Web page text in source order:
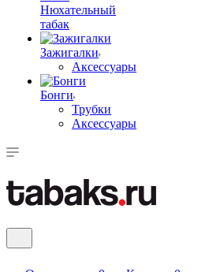
Нюхательный
табак
Зажигалки
Аксессуары
Бонги
Трубки
Аксессуары